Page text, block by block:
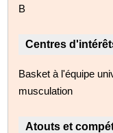
B
Centres
Basket à l'équipe
musculation
Atouts et